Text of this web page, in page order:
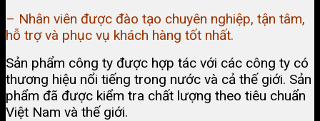
– Nhân viên được đào tạo chuyên nghiệp, tận tâm,
hỗ trợ và phục vụ khách hàng tốt nhất.
Sản phẩm công ty được hợp tác với các công ty có
thương hiệu nổi tiếng trong nước và cả thế giới. Sản
phẩm đã được kiểm tra chất lượng theo tiêu chuẩn
Việt Nam và thế giới.